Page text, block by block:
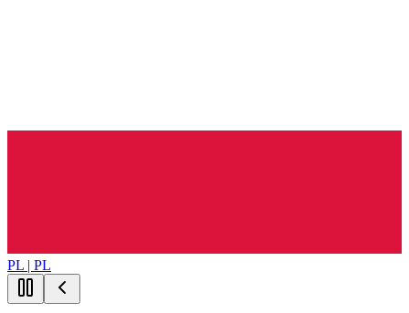
PL | PL